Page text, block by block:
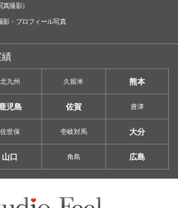
真撮影）
影・ プロフィール写真
北九州 久留米 熊本
児島 佐賀 唐津
佐世保 壱岐対馬 大分
山口 角島 広島